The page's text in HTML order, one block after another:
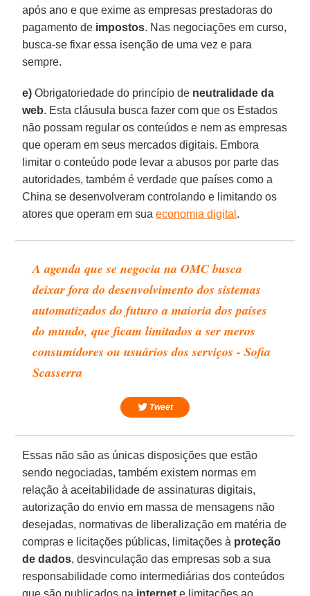
após ano e que exime as empresas prestadoras do
pagamento de impostos. Nas negociações em curso,
busca-se fixar essa isenção de uma vez e para
sempre.
e) Obrigatoriedade do princípio de neutralidade da
web. Esta cláusula busca fazer com que os Estados
não possam regular os conteúdos e nem as empresas
que operam em seus mercados digitais. Embora
limitar o conteúdo pode levar a abusos por parte das
autoridades, também é verdade que países como a
China se desenvolveram controlando e limitando os
atores que operam em suaeconomia digital .
A agenda que se negocia na OMC busca
deixar fora do desenvolvimento dos sistemas
automatizados do futuro a maioria dos países
do mundo, que ficam limitados a ser meros
consumidores ou usuários dos serviços - Sofia
Scasserra
Tweet
Essas não são as únicas disposições que estão
sendo negociadas, também existem normas em
relação à aceitabilidade de assinaturas digitais,
autorização do envio em massa de mensagens não
desejadas, normativas de liberalização em matéria de
compras e licitações públicas, limitações à proteção
de dados, desvinculação das empresas sob a sua
responsabilidade como intermediárias dos conteúdos
que são publicados na internet e limitações ao